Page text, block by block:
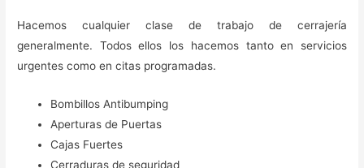
Hacemos cualquier clase de trabajo de cerrajería
generalmente. Todos ellos los hacemos tanto en servicios
urgentes como en citas programadas.
Bombillos Antibumping
Aperturas de Puertas
Cajas Fuertes
Cerraduras de seguridad